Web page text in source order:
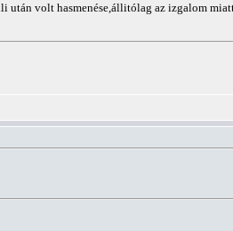
után volt hasmenése,állitólag az izgalom